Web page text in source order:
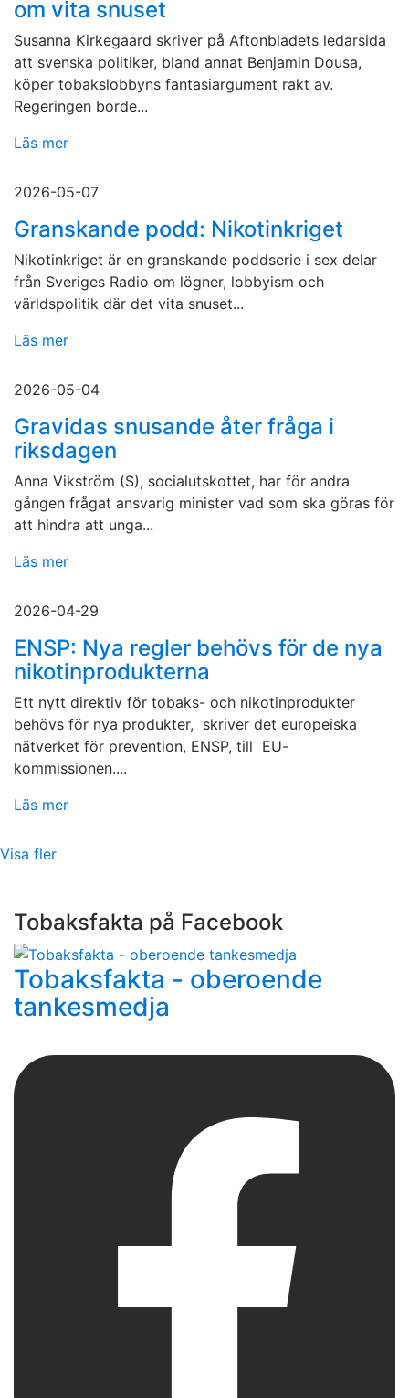
om vita snuset
Susanna Kirkegaard skriver på Aftonbladets ledarsida
att svenska politiker, bland annat Benjamin Dousa,
köper tobakslobbyns fantasiargument rakt av.
Regeringen borde...
Läs mer
2026-05-07
Granskande podd: Nikotinkriget
Nikotinkriget är en granskande poddserie i sex delar
från Sveriges Radio om lögner, lobbyism och
världspolitik där det vita snuset...
Läs mer
2026-05-04
Gravidas snusande åter fråga i
riksdagen
Anna Vikström (S), socialutskottet, har för andra
gången frågat ansvarig minister vad som ska göras för
att hindra att unga...
Läs mer
2026-04-29
ENSP: Nya regler behövs för de nya
nikotinprodukterna
Ett nytt direktiv för tobaks- och nikotinprodukter
behövs för nya produkter, skriver det europeiska
nätverket för prevention, ENSP, till EU-
kommissionen....
Läs mer
Visa fler
Tobaksfakta på Facebook
Tobaksfakta - oberoende
tankesmedja